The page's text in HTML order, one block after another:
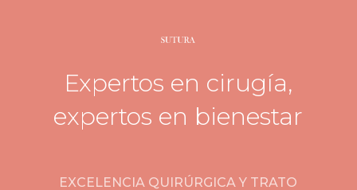
Expertos en cirugía,
expertos en bienestar
EXCELENCIA QUIRÚRGICA Y TRATO